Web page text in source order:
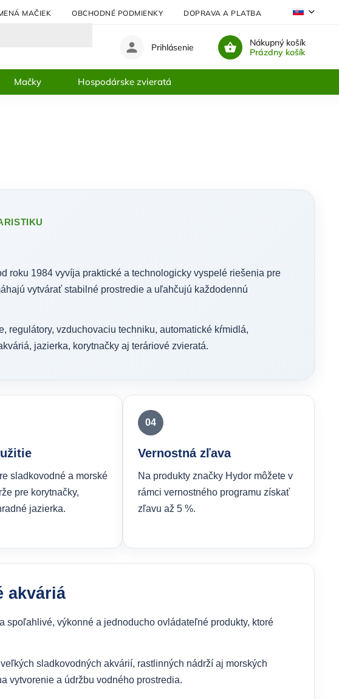
MAČIEK OBCHODNÉ PODMIENKY DOPRAVA A PLATBA
Nákupný košík
Prázdny košík
Prihlásenie
Mačky Hospodárske zvieratá
roku 1984 vyvíja praktické a technologicky vyspelé riešenia pre
vytvárať stabilné prostredie a uľahčujú každodennú
regulátory, vzduchovaciu techniku, automatické kŕmidlá,
jazierka, korytnačky aj teráriové zvieratá.
sladkovodné a morské
pre korytnačky,
jazierka.
04
Vernostná zľava
Na produkty značky Hydor môžete v
rámci vernostného programu získať
zľavu až 5 %.
akváriá
spoľahlivé, výkonné a jednoducho ovládateľné produkty, ktoré
sladkovodných akvárií, rastlinných nádrží aj morských
vytvorenie a údržbu vodného prostredia.